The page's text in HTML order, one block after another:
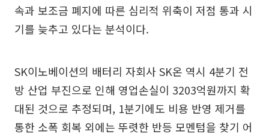
속과 보조금 폐지에 따른 심리적 위축이 저점 통과 시
기를 늦추고 있다는 분석이다.
SK이노베이션의 배터리 자회사 SK온 역시 4분기 전
방 산업 부진으로 인해 영업손실이 3203억원까지 확
대된 것으로 추정되며, 1분기에도 비용 반영 제거를
통한 소폭 회복 외에는 뚜렷한 반등 모멘텀을 찾기 어